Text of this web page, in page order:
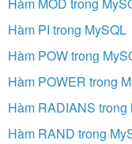
Hàm PI trong MySQL
Hàm POW trong
Hàm POWER trong
Hàm RADIANS trong
Hàm RAND trong